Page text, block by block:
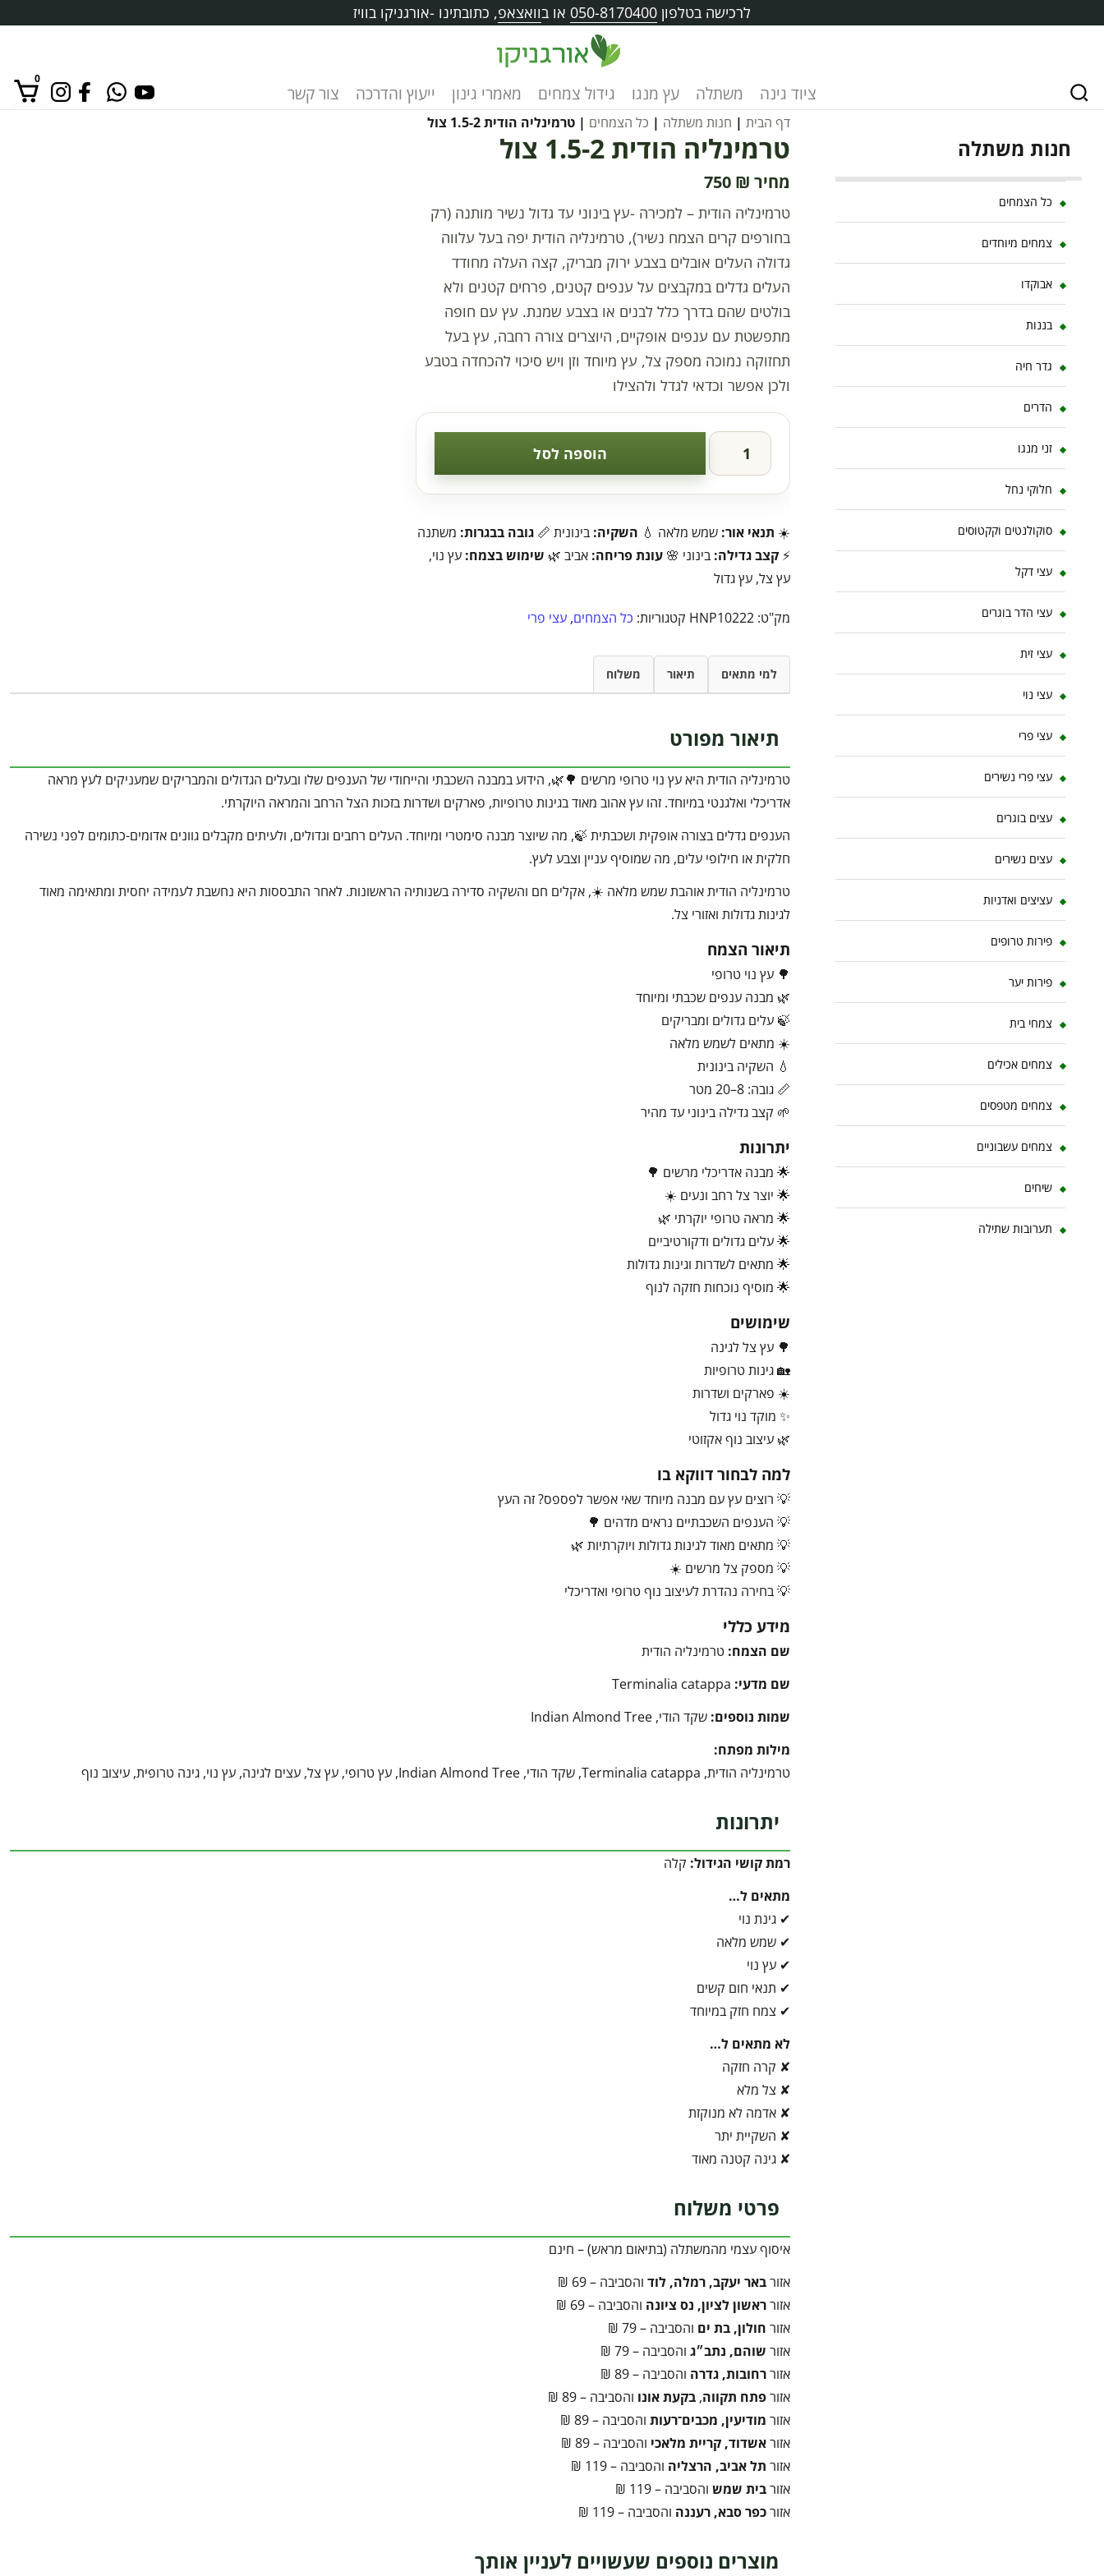
לרכישה בטלפון 050-8170400 או בוואצאפ, כתובתינו -אורגניקו בוויז
ציוד גינה משתלה עץ מנגו גידול צמחים מאמרי גינון ייעוץ והדרכה צור קשר
0
דף הבית| חנות משתלה | כל הצמחים | טרמינליה הודית 1.5-2 צול
טרמינליה הודית 1.5-2 צול
750 ₪
טרמינליה הודית – למכירה -עץ בינוני עד גדול נשיר מותנה (רק
בחורפים קרים הצמח נשיר), טרמינליה הודית יפה בעל עלווה
גדולה העלים אובלים בצבע ירוק מבריק, קצה העלה מחודד
העלים גדלים במקבצים על ענפים קטנים, פרחים קטנים ולא
בולטים שהם בדרך כלל לבנים או בצבע שמנת. עץ עם חופה
מתפשטת עם ענפים אופקיים, היוצרים צורה רחבה, עץ בעל
תחזוקה נמוכה מספק צל, עץ מיוחד וזן ויש סיכוי להכחדה בטבע
ולכן אפשר וכדאי לגדל ולהצילו
הוספה לסל
☀️ תנאי אור: שמש מלאה 💧 השקיה: בינונית 📏 גובה בבגרות: משתנה
⚡ קצב גדילה: בינוני 🌸 עונת פריחה: אביב 🌿 שימוש בצמח: עץ נוי,
עץ צל, עץ גדול
מק"ט: HNP10222 קטגוריות: כל הצמחים, עצי פרי
למי מתאים תיאור משלוח
תיאור מפורט
טרמינליה הודית היא עץ נוי טרופי מרשים 🌳🌿, הידוע במבנה השכבתי והייחודי של הענפים שלו ובעלים הגדולים והמבריקים שמעניקים לעץ מראה
אדריכלי ואלגנטי במיוחד. זהו עץ אהוב מאוד בגינות טרופיות, פארקים ושדרות בזכות הצל הרחב והמראה היוקרתי.
הענפים גדלים בצורה אופקית ושכבתית 🍃, מה שיוצר מבנה סימטרי ומיוחד. העלים רחבים וגדולים, ולעיתים מקבלים גוונים אדומים-כתומים לפני נשירה
חלקית או חילופי עלים, מה שמוסיף עניין וצבע לעץ.
טרמינליה הודית אוהבת שמש מלאה ☀️, אקלים חם והשקיה סדירה בשנותיה הראשונות. לאחר התבססות היא נחשבת לעמידה יחסית ומתאימה מאוד
לגינות גדולות ואזורי צל.
תיאור הצמח
🌳 עץ נוי טרופי
🌿 מבנה ענפים שכבתי ומיוחד
🍃 עלים גדולים ומבריקים
☀️ מתאים לשמש מלאה
💧 השקיה בינונית
📏 גובה: 8–20 מטר
🌱 קצב גדילה בינוני עד מהיר
יתרונות
🌟 מבנה אדריכלי מרשים 🌳
🌟 יוצר צל רחב ונעים ☀️
🌟 מראה טרופי יוקרתי 🌿
🌟 עלים גדולים ודקורטיביים
🌟 מתאים לשדרות וגינות גדולות
🌟 מוסיף נוכחות חזקה לנוף
שימושים
🌳 עץ צל לגינה
🏡 גינות טרופיות
☀️ פארקים ושדרות
✨ מוקד נוי גדול
🌿 עיצוב נוף אקזוטי
למה לבחור דווקא בו
💡 רוצים עץ עם מבנה מיוחד שאי אפשר לפספס? זה העץ
💡 הענפים השכבתיים נראים מדהים 🌳
💡 מתאים מאוד לגינות גדולות ויוקרתיות 🌿
💡 מספק צל מרשים ☀️
💡 בחירה נהדרת לעיצוב נוף טרופי ואדריכלי
מידע כללי
שם הצמח: טרמינליה הודית
שם מדעי:
שמות נוספים: שקד הודי, Indian Almond Tree
מילות מפתח:
טרמינליה הודית, Terminalia catappa, שקד הודי, Indian Almond Tree, עץ טרופי, עץ צל, עצים לגינה, עץ נוי, גינה טרופית, עיצוב נוף
יתרונות
רמת קושי הגידול: קלה
מתאים ל…
✔ גינת נוי
✔ שמש מלאה
✔ עץ נוי
✔ תנאי חום קשים
✔ צמח חזק במיוחד
לא מתאים ל…
✘ קרה חזקה
✘ צל מלא
✘ אדמה לא מנוקזת
✘ השקיית יתר
✘ גינה קטנה מאוד
פרטי משלוח
איסוף עצמי מהמשתלה (בתיאום מראש) – חינם
אזורבאר יעקב, רמלה, לודוהסביבה – 69 ₪
אזורראשון לציון, נס ציונה והסביבה – 69 ₪
אזור חולון, בת ים והסביבה – 79 ₪
אזור שוהם, נתב״גוהסביבה – 79 ₪
אזוררחובות, גדרה והסביבה – 89 ₪
אזורפתח תקווה, בקעת אונו והסביבה – 89 ₪
אזור מודיעין, מכבים־רעותוהסביבה – 89 ₪
אזוראשדוד, קריית מלאכי והסביבה – 89 ₪
אזור תל אביב, הרצליה והסביבה – 119 ₪
אזורבית שמשוהסביבה – 119 ₪
אזורכפר סבא, רעננה והסביבה – 119 ₪
מוצרים נוספים שעשויים לעניין אותך
חנות משתלה
כל הצמחים
צמחים מיוחדים
אבוקדו
בננות
גדר חיה
הדרים
זני מנגו
חלוקי נחל
סוקולנטים וקקטוסים
עצי דקל
עצי הדר בוגרים
עצי זית
עצי נוי
עצי פרי
עצי פרי נשירים
עצים בוגרים
עצים נשירים
עציצים ואדניות
פירות טרופים
פירות יער
צמחי בית
צמחים אכילים
צמחים מטפסים
צמחים עשבוניים
שיחים
תערובות שתילה